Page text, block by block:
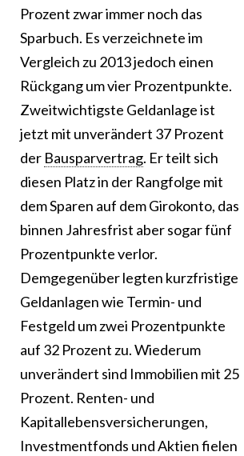
Prozent zwar immer noch das
Sparbuch. Es verzeichnete im
Vergleich zu 2013 jedoch einen
Rückgang um vier Prozentpunkte.
Zweitwichtigste Geldanlage ist
jetzt mit unverändert 37 Prozent
der Bausparvertrag. Er teilt sich
diesen Platz in der Rangfolge mit
dem Sparen auf dem Girokonto, das
binnen Jahresfrist aber sogar fünf
Prozentpunkte verlor.
Demgegenüber legten kurzfristige
Geldanlagen wie Termin- und
Festgeld um zwei Prozentpunkte
auf 32 Prozent zu. Wiederum
unverändert sind Immobilien mit 25
Prozent. Renten- und
Kapitallebensversicherungen,
Investmentfonds und Aktien fielen